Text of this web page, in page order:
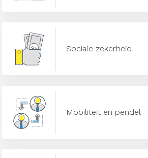
Sociale zekerheid
Mobiliteit en pendel